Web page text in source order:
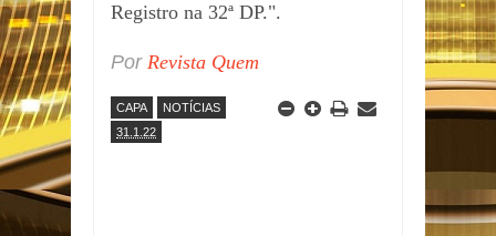
Registro na 32ª DP.".
Por Revista Quem
CAPA
NOTÍCIAS
31.1.22